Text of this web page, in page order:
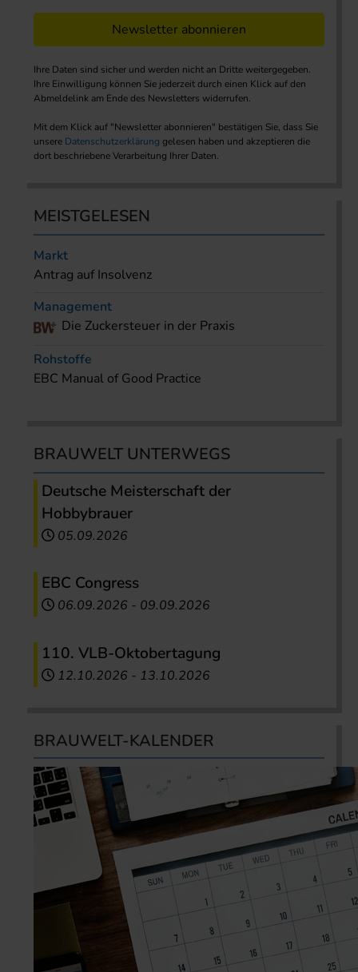
Newsletter abonnieren
Ihre Daten sind sicher und werden nicht an Dritte weitergegeben.
Ihre Einwilligung können Sie jederzeit durch einen Klick auf den
Abmeldelink am Ende des Newsletters widerrufen.
Mit dem Klick auf "Newsletter abonnieren" bestätigen Sie, dass Sie
unsere Datenschutzerklärung gelesen haben und akzeptieren die
dort beschriebene Verarbeitung Ihrer Daten.
MEISTGELESEN
Markt
Antrag auf Insolvenz
Management
Die Zuckersteuer in der Praxis
Rohstoffe
EBC Manual of Good Practice
BRAUWELT UNTERWEGS
Deutsche Meisterschaft der
Hobbybrauer
05.09.2026
EBC Congress
06.09.2026 - 09.09.2026
110. VLB-Oktobertagung
12.10.2026 - 13.10.2026
BRAUWELT-KALENDER